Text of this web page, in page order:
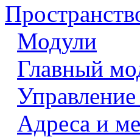
Модули
Главный
Адреса и